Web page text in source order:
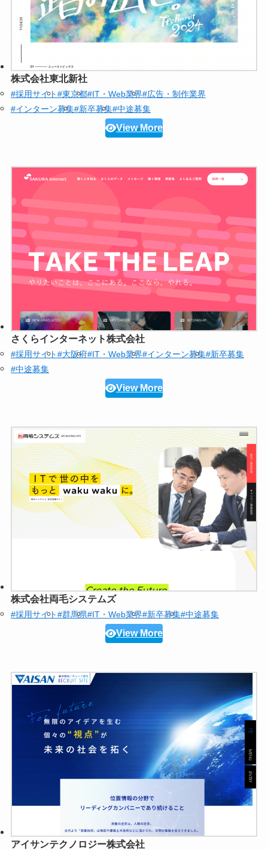
株式会社東北新社
#採用サイト#東京都#IT・Web業界#広告・制作業界
#インターン募集#新卒募集#中途募集
View More
さくらインターネット株式会社
#採用サイト#大阪府#IT・Web業界#インターン募集#新卒募集
#中途募集
View More
株式会社両毛システムズ
#採用サイト#群馬県#IT・Web業界#新卒募集#中途募集
View More
アイサンテクノロジー株式会社